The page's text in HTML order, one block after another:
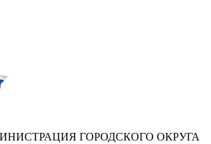
ГОРОДСКОГО ОКРУГА